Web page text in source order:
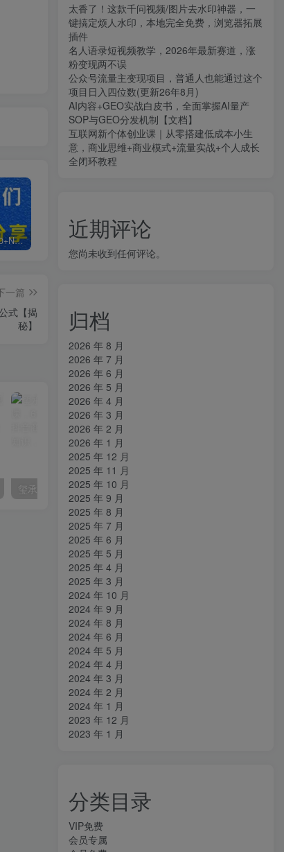
白菜价解锁20000+N个赚钱机会，加入知拾光会员，全站资源免费学习。 加盟知拾光，搭建同款项目资源站，实现日入2000+
一篇
式【揭
秘】
太香了！这款千问视频/图片去水印神器，一
键搞定烦人水印，本地完全免费，浏览器拓展
插件
名人语录短视频教学，2026年最新赛道，涨
粉变现两不误
公众号流量主变现项目，普通人也能通过这个
项目日入四位数(更新26年8月)
AI内容+GEO实战白皮书，全面掌握AI量产
SOP与GEO分发机制【文档】
互联网新个体创业课｜从零搭建低成本小生
意，商业思维+商业模式+流量实战+个人成长
全闭环教程
近期评论
您尚未收到任何评论。
归档
2026 年 8 月
2026 年 7 月
2026 年 6 月
2026 年 5 月
2026 年 4 月
2026 年 3 月
2026 年 2 月
2026 年 1 月
2025 年 12 月
2025 年 11 月
2025 年 10 月
2025 年 9 月
2025 年 8 月
2025 年 7 月
2025 年 6 月
2025 年 5 月
2025 年 4 月
2025 年 3 月
2024 年 10 月
2024 年 9 月
2024 年 8 月
2024 年 6 月
2024 年 5 月
2024 年 4 月
2024 年 3 月
2024 年 2 月
2024 年 1 月
2023 年 12 月
2023 年 1 月
分类目录
VIP免费
会员专属